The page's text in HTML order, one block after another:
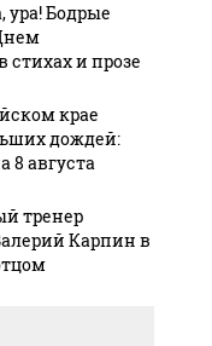
ура! Бодрые
стихах и прозе
крае
дождей:
8 августа
тренер
Карпин в